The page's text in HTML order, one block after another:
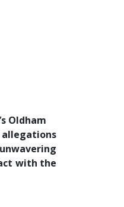
Oldham
with the